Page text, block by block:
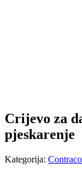
Crijevo za
pjeskarenje
Kategorija: